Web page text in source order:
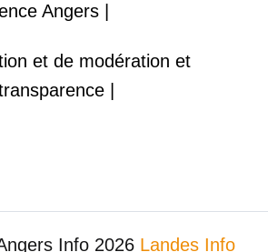
Angers |
et de modération et
|
Info 2026 Landes Info